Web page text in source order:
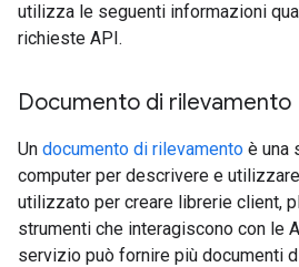
utilizza le seguenti informazioni
richieste API.
Documento di rilevamento
Un documento di rilevamento è una
computer per descrivere e
utilizzato per creare librerie client,
strumenti che interagiscono con le
servizio può fornire più documenti